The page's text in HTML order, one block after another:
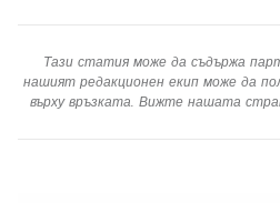
Тази статия може да съдържа
нашият редакционен екип може да
върху връзката. Вижте нашата